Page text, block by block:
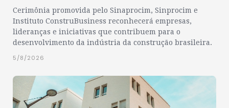
Cerimônia promovida pelo Sinaprocim, Sinprocim e
Instituto ConstruBusiness reconhecerá empresas,
lideranças e iniciativas que contribuem para o
desenvolvimento da indústria da construção brasileira.
5/8/2026